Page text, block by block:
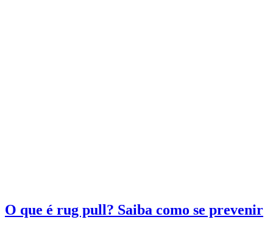
O que é rug pull? Saiba como se prevenir